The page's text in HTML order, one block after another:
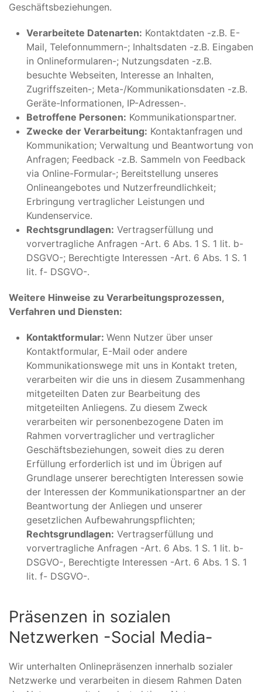
Geschäftsbeziehungen.
Verarbeitete Datenarten: Kontaktdaten -z.B. E-
Mail, Telefonnummern-; Inhaltsdaten -z.B. Eingaben
in Onlineformularen-; Nutzungsdaten -z.B.
besuchte Webseiten, Interesse an Inhalten,
Zugriffszeiten-; Meta-/Kommunikationsdaten -z.B.
Geräte-Informationen, IP-Adressen-.
Betroffene Personen: Kommunikationspartner.
Zwecke der Verarbeitung: Kontaktanfragen und
Kommunikation; Verwaltung und Beantwortung von
Anfragen; Feedback -z.B. Sammeln von Feedback
via Online-Formular-; Bereitstellung unseres
Onlineangebotes und Nutzerfreundlichkeit;
Erbringung vertraglicher Leistungen und
Kundenservice.
Rechtsgrundlagen: Vertragserfüllung und
vorvertragliche Anfragen -Art. 6 Abs. 1 S. 1 lit. b-
DSGVO-; Berechtigte Interessen -Art. 6 Abs. 1 S. 1
lit. f- DSGVO-.
Weitere Hinweise zu Verarbeitungsprozessen,
Verfahren und Diensten:
Kontaktformular: Wenn Nutzer über unser
Kontaktformular, E-Mail oder andere
Kommunikationswege mit uns in Kontakt treten,
verarbeiten wir die uns in diesem Zusammenhang
mitgeteilten Daten zur Bearbeitung des
mitgeteilten Anliegens. Zu diesem Zweck
verarbeiten wir personenbezogene Daten im
Rahmen vorvertraglicher und vertraglicher
Geschäftsbeziehungen, soweit dies zu deren
Erfüllung erforderlich ist und im Übrigen auf
Grundlage unserer berechtigten Interessen sowie
der Interessen der Kommunikationspartner an der
Beantwortung der Anliegen und unserer
gesetzlichen Aufbewahrungspflichten;
Rechtsgrundlagen: Vertragserfüllung und
vorvertragliche Anfragen -Art. 6 Abs. 1 S. 1 lit. b-
DSGVO-, Berechtigte Interessen -Art. 6 Abs. 1 S. 1
lit. f- DSGVO-.
Präsenzen in sozialen
Netzwerken -Social Media-
Wir unterhalten Onlinepräsenzen innerhalb sozialer
Netzwerke und verarbeiten in diesem Rahmen Daten